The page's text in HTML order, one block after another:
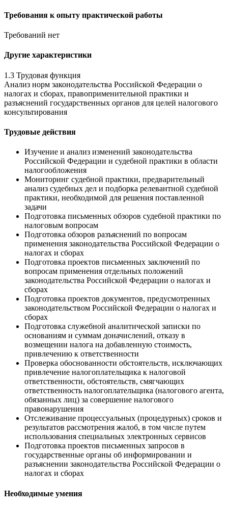
Требования к опыту практической работы
Требований нет
Другие характеристики
1.3 Трудовая функция
Анализ норм законодательства Российской Федерации о
налогах и сборах, правоприменительной практики и
разъяснений государственных органов для целей налогового
консультирования
Трудовые действия
Изучение и анализ изменений законодательства
Российской Федерации и судебной практики в области
налогообложения
Мониторинг судебной практики, предварительный
анализ судебных дел и подборка релевантной судебной
практики, необходимой для решения поставленной
задачи
Подготовка письменных обзоров судебной практики по
налоговым вопросам
Подготовка обзоров разъяснений по вопросам
применения законодательства Российской Федерации о
налогах и сборах
Подготовка проектов письменных заключений по
вопросам применения отдельных положений
законодательства Российской Федерации о налогах и
сборах
Подготовка проектов документов, предусмотренных
законодательством Российской Федерации о налогах и
сборах
Подготовка служебной аналитической записки по
основаниям и суммам доначислений, отказу в
возмещении налога на добавленную стоимость,
привлечению к ответственности
Проверка обоснованности обстоятельств, исключающих
привлечение налогоплательщика к налоговой
ответственности, обстоятельств, смягчающих
ответственность налогоплательщика (налогового агента,
обязанных лиц) за совершение налогового
правонарушения
Отслеживание процессуальных (процедурных) сроков и
результатов рассмотрения жалоб, в том числе путем
использования специальных электронных сервисов
Подготовка проектов письменных запросов в
государственные органы об информировании и
разъяснении законодательства Российской Федерации о
налогах и сборах
Необходимые умения